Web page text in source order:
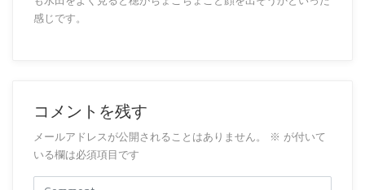
感じです。
コメントを残す
メールアドレスが公開されることはありません。 ※ が付いて
いる欄は必須項目です